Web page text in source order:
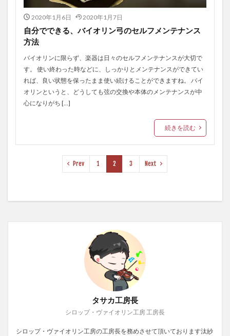
2020年1月6日 2020年1月7日
自分でできる、バイオリン弓のセルフメンテナンス
方法
バイオリンに限らず、楽器は日々のセルフメンテナンスが大切で
す。 使い終わった時などに、しっかりとメンテナンスができてい
れば、良い状態を保ったまま使い続けることができますね。 バイ
オリンというと、どうしても弦の交換や本体のメンテナンスが中
心になりがち […]
続きを読む
Prev 1 2 3 Next
タサカ工房長
シロップ・ヴァイオリン工房 工房長
シロップ・ヴァイオリン工房の工房長を務めさせて頂いております汰紗